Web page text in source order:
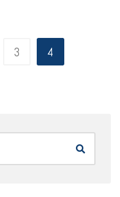
3 4